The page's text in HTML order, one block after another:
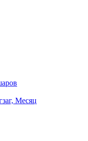
Месяц